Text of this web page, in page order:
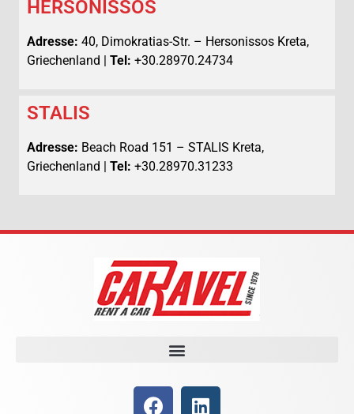
HERSONISSOS
Adresse: 40, Dimokratias-Str. – Hersonissos Kreta,
Griechenland | Tel: +30.28970.24734
STALIS
Adresse: Beach Road 151 – STALIS Kreta,
Griechenland | Tel: +30.28970.31233